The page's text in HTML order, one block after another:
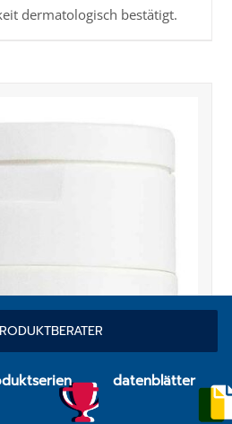
dermatologisch bestätigt.
datenblätter